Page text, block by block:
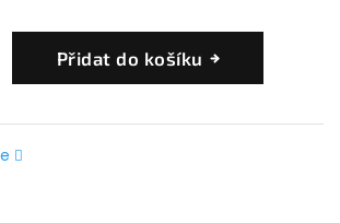
Přidat do košíku